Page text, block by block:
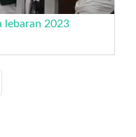
lebaran 2023